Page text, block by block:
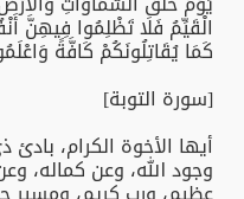
الْقَيِّمُ فَلَا تَظْلِمُوا فِيهِنَّ
كَمَا يُقَاتِلُونَكُمْ كَافَّةً
[سورة التوبة]
أيها الأخوة الكرام،
وجود الله، وعن كماله،